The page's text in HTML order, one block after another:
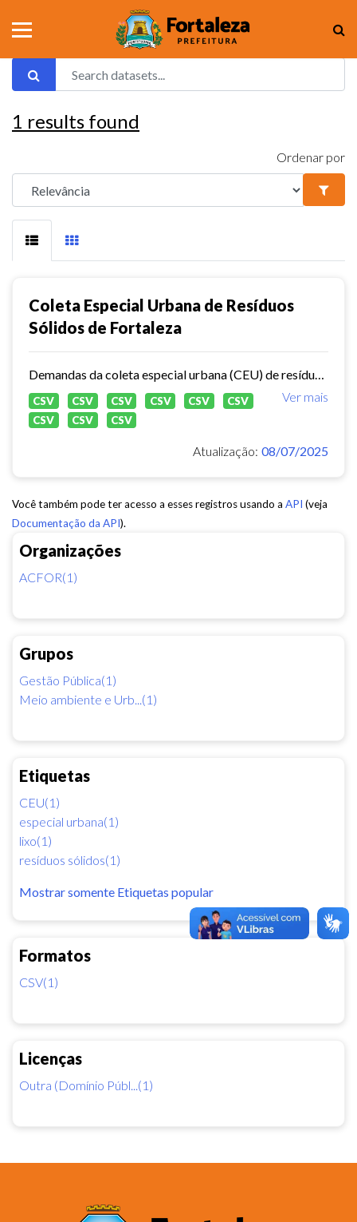
Organizações
ACFOR(1)
Grupos
Gestão Pública(1)
Meio ambiente e Urb...(1)
Etiquetas
CEU(1)
especial urbana(1)
lixo(1)
resíduos sólidos(1)
Mostrar somente Etiquetas popular
Formatos
CSV(1)
Licenças
Outra (Domínio Públ...(1)
1 results found
Ordenar por
Coleta Especial Urbana de Resíduos
Sólidos de Fortaleza
Ver mais
CSV CSV CSV CSV CSV
CSV
CSV
CSV CSV
Atualização: 08/07/2025
Você também pode ter acesso a esses registros usando a API (veja
Documentação da API).